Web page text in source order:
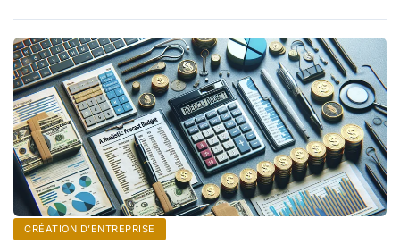
CRÉATION D’ENTREPRISE